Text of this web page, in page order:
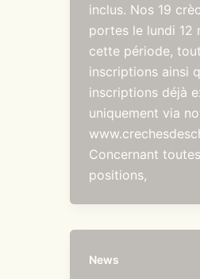
inclus. Nos 19
portes le lundi 12
cette période,
inscriptions ainsi
inscriptions déjà
uniquement via
Concernant
positions,
News